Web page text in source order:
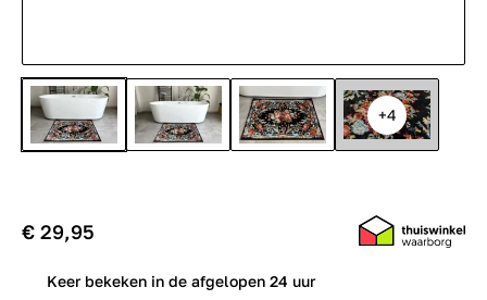
+4
€ 29,95
Keer bekeken in de afgelopen 24 uur